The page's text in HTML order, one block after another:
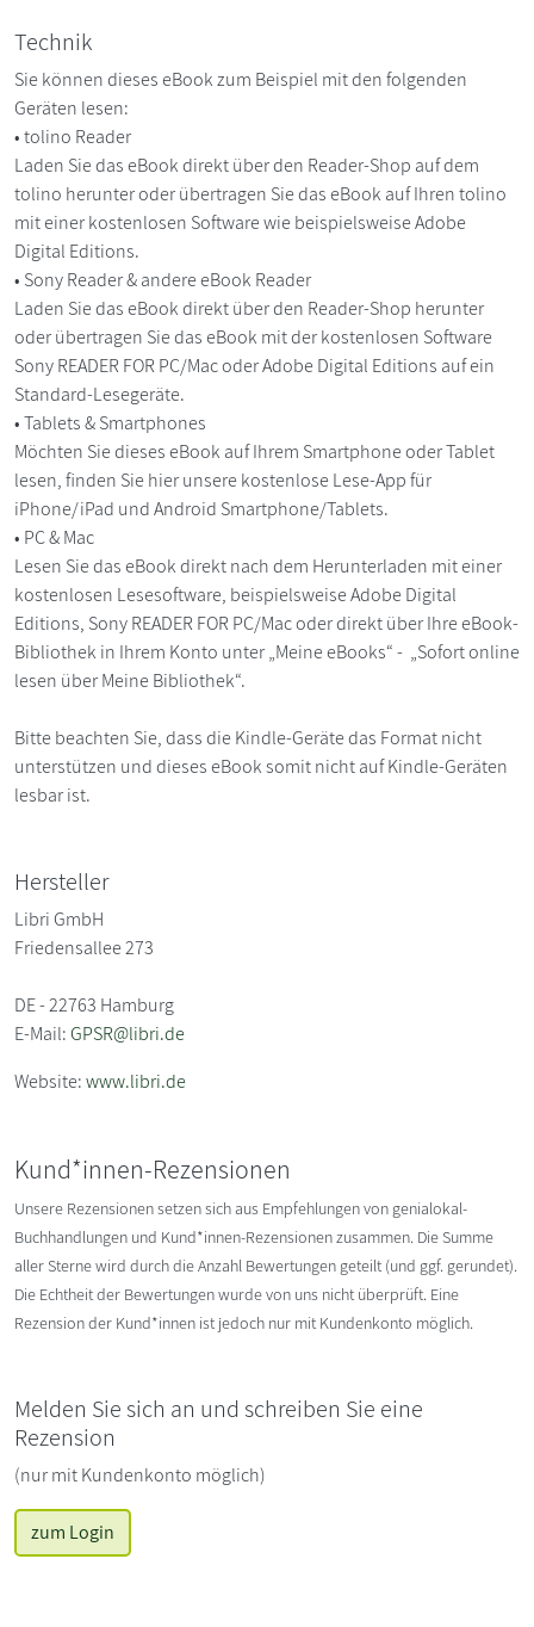
Technik
Sie können dieses eBook zum Beispiel mit den folgenden
Geräten lesen:
• tolino Reader
Laden Sie das eBook direkt über den Reader-Shop auf dem
tolino herunter oder übertragen Sie das eBook auf Ihren tolino
mit einer kostenlosen Software wie beispielsweise Adobe
Digital Editions.
• Sony Reader & andere eBook Reader
Laden Sie das eBook direkt über den Reader-Shop herunter
oder übertragen Sie das eBook mit der kostenlosen Software
Sony READER FOR PC/Mac oder Adobe Digital Editions auf ein
Standard-Lesegeräte.
• Tablets & Smartphones
Möchten Sie dieses eBook auf Ihrem Smartphone oder Tablet
lesen, finden Sie hier unsere kostenlose Lese-App für
iPhone/iPad und Android Smartphone/Tablets.
• PC & Mac
Lesen Sie das eBook direkt nach dem Herunterladen mit einer
kostenlosen Lesesoftware, beispielsweise Adobe Digital
Editions, Sony READER FOR PC/Mac oder direkt über Ihre eBook-
Bibliothek in Ihrem Konto unter „Meine eBooks“ - „Sofort online
lesen über Meine Bibliothek“.
Bitte beachten Sie, dass die Kindle-Geräte das Format nicht
unterstützen und dieses eBook somit nicht auf Kindle-Geräten
lesbar ist.
Hersteller
Libri GmbH
Friedensallee 273
DE - 22763 Hamburg
E-Mail:GPSR@libri.de
Website:www.libri.de
Kund*innen-Rezensionen
Unsere Rezensionen setzen sich aus Empfehlungen von genialokal-
Buchhandlungen und Kund*innen-Rezensionen zusammen. Die Summe
aller Sterne wird durch die Anzahl Bewertungen geteilt (und ggf. gerundet).
Die Echtheit der Bewertungen wurde von uns nicht überprüft. Eine
Rezension der Kund*innen ist jedoch nur mit Kundenkonto möglich.
Melden Sie sich an und schreiben Sie eine
Rezension
(nur mit Kundenkonto möglich)
zum Login